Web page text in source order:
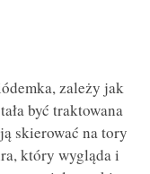
zależy jak
być traktowana
skierować na tory
który wygląda i